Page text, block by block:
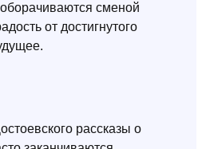
сменой
от достигнутого
рассказы о